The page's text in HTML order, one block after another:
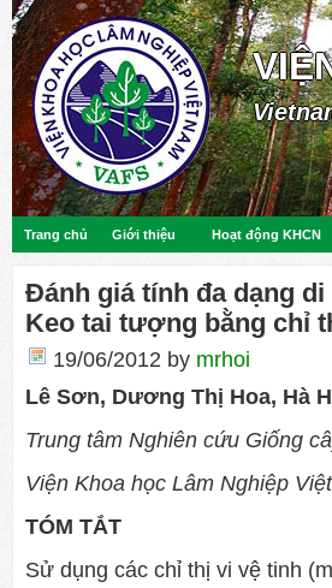
Trang chủ Giới thiệu Hoạt động KHCN
Đánh giá tính đa dạng
Keo tai tượng bằng chỉ
19/06/2012 by mrhoi
Lê Sơn, Dương Thị Hoa, Hà
Trung tâm Nghiên cứu Giống
Viện Khoa học Lâm Nghiệp
TÓM TẮT
Sử dụng các chỉ thị vi vệ tinh